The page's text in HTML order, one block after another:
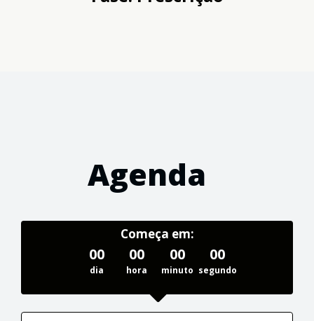
Agenda
Começa em:
00
dia
00
hora
00
minuto
00
segundo